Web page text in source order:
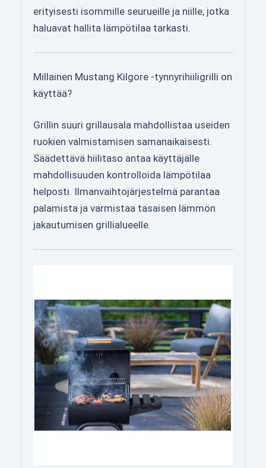
erityisesti isommille seurueille ja niille, jotka
haluavat hallita lämpötilaa tarkasti.
Millainen Mustang Kilgore -tynnyrihiiligrilli on
käyttää?
Grillin suuri grillausala mahdollistaa useiden
ruokien valmistamisen samanaikaisesti.
Säädettävä hiilitaso antaa käyttäjälle
mahdollisuuden kontrolloida lämpötilaa
helposti. Ilmanvaihtojärjestelmä parantaa
palamista ja varmistaa tasaisen lämmön
jakautumisen grillialueelle.